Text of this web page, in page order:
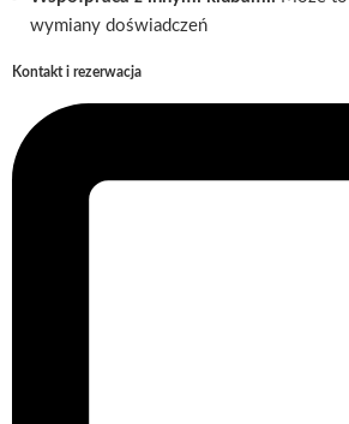
wymiany doświadczeń
Kontakt i rezerwacja